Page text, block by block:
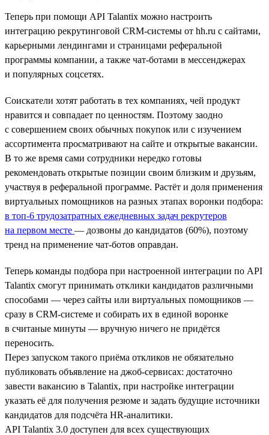
Теперь при помощи API Talantix можно настроить
интеграцию рекрутинговой CRM-системы от hh.ru с сайтами,
карьерными лендингами и страницами реферальной
программы компании, а также чат-ботами в мессенджерах
и популярных соцсетях.
Соискатели хотят работать в тех компаниях, чей продукт
нравится и совпадает по ценностям. Поэтому заодно
с совершением своих обычных покупок или с изучением
ассортимента просматривают на сайте и открытые вакансии.
В то же время сами сотрудники нередко готовы
рекомендовать открытые позиции своим близким и друзьям,
участвуя в реферальной программе. Растёт и доля применения
виртуальных помощников на разных этапах воронки подбора:
в топ-6 трудозатратных ежедневных задач рекрутеров
на первом месте — дозвоны до кандидатов (60%), поэтому
тренд на применение чат-ботов оправдан.
Теперь команды подбора при настроенной интеграции по API
Talantix смогут принимать отклики кандидатов различными
способами — через сайты или виртуальных помощников —
сразу в CRM-системе и собирать их в единой воронке
в считаные минуты — вручную ничего не придётся
переносить.
Перез запуском такого приёма откликов не обязательно
публиковать объявление на джоб-сервисах: достаточно
завести вакансию в Talantix, при настройке интеграции
указать её для получения резюме и задать будущие источники
кандидатов для подсчёта HR-аналитики.
API Talantix 3.0 доступен для всех существующих